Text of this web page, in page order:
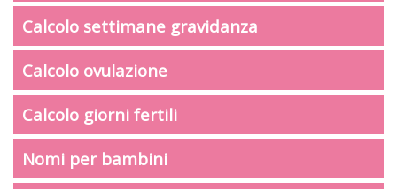
Calcolo settimane gravidanza
Calcolo ovulazione
Calcolo giorni fertili
Nomi per bambini